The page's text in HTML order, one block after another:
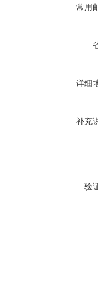
常用
详细
补充
验